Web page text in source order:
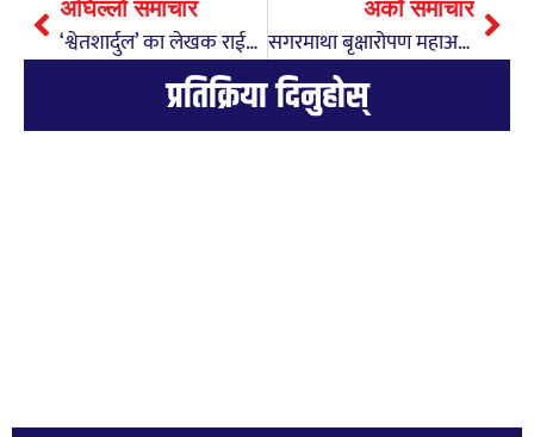
अघिल्लो समाचार
‘श्वेतशार्दुल’ का लेखक राईलाई ‘मदन भण्डारी राष्ट्रिय पुरस्कार–२०८२’ प्रदान
अर्को समाचार
सगरमाथा बृक्षारोपण महाअभियान तथा राष्ट्रिय बृक्षारोपण दिवसको अवसरमा शुक्लागण्डकीमा रुद्राक्ष रोपण
प्रतिक्रिया दिनुहोस्